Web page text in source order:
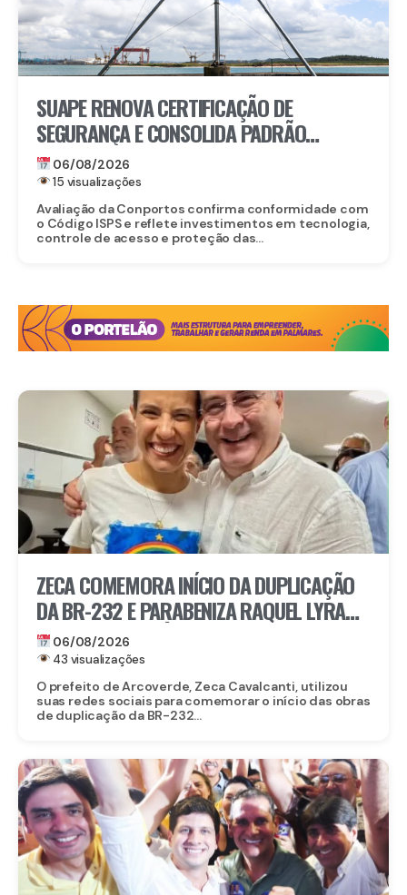
SUAPE RENOVA CERTIFICAÇÃO DE
SEGURANÇA E CONSOLIDA PADRÃO
INTERNACIONAL
06/08/2026
15 visualizações
Avaliação da Conportos confirma conformidade com
o Código ISPS e reflete investimentos em tecnologia,
controle de acesso e proteção das...
ZECA COMEMORA INÍCIO DA DUPLICAÇÃO
DA BR-232 E PARABENIZA RAQUEL LYRA
POR OBRA HISTÓRICA PARA O INTERIOR
06/08/2026
43 visualizações
O prefeito de Arcoverde, Zeca Cavalcanti, utilizou
suas redes sociais para comemorar o início das obras
de duplicação da BR-232...